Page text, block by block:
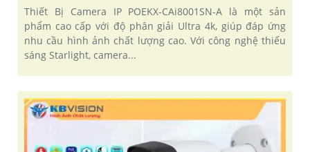
Thiết Bị Camera IP POEKX-CAi8001SN-A là một sản
phẩm cao cấp với độ phân giải Ultra 4k, giúp đáp ứng
nhu cầu hình ảnh chất lượng cao. Với công nghệ thiếu
sáng Starlight, camera...